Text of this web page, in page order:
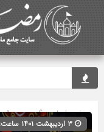
صفحه اصلی» گروه »